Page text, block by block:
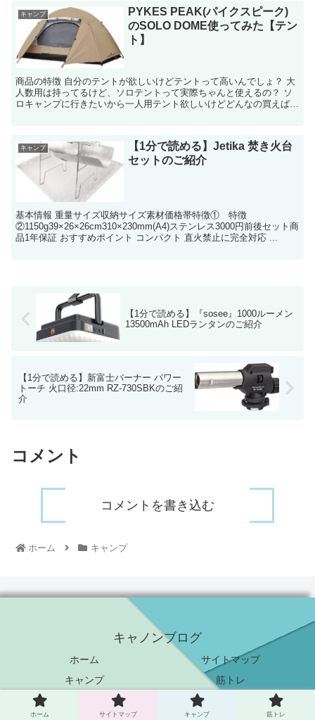
キャンプ
PYKES PEAK(パイクスピーク)
のSOLO DOME使ってみた【テン
ト】
商品の特徴 自分のテントが欲しいけどテントって高いんでしょ？ 大
人数用は持ってるけど、ソロテントって実際ちゃんと使えるの？ ソ
ロキャンプに行きたいから一人用テント欲しいけどどんなの買えばい
キャンプ
【1分で読める】Jetika 焚き火台
セットのご紹介
基本情報 重量サイズ収納サイズ素材価格帯特徴① 特徴
②1150g39×26×26cm310×230mm(A4)ステンレス3000円前後セット商
【1分で読める】『sosee』1000ルーメン
13500mAh LEDランタンのご紹介
【1分で読める】新富士バーナー パワー
トーチ 火口径:22mm RZ-730SBKのご紹
介
コメント
コメントを書き込む
ホーム キャンプ
キャノンブログ
ホーム
サイトマップ
キャンプ
筋トレ
© 2023 キャノンブログ.
ホーム サイトマップ キャンプ 筋トレ